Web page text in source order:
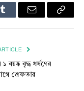
Tumblr Email
Copy
বয়ষ্ক বৃদ্ধ ধর্ষণের
গ্রেফতার